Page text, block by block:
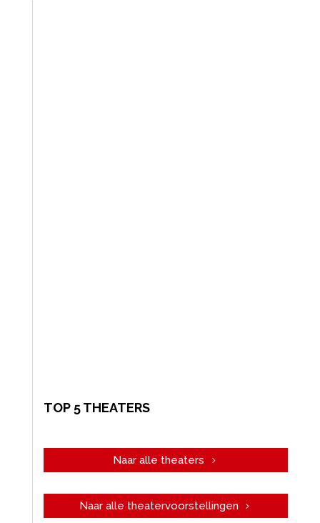
TOP 5 THEATERS
Naar alle theaters
Naar alle theatervoorstellingen